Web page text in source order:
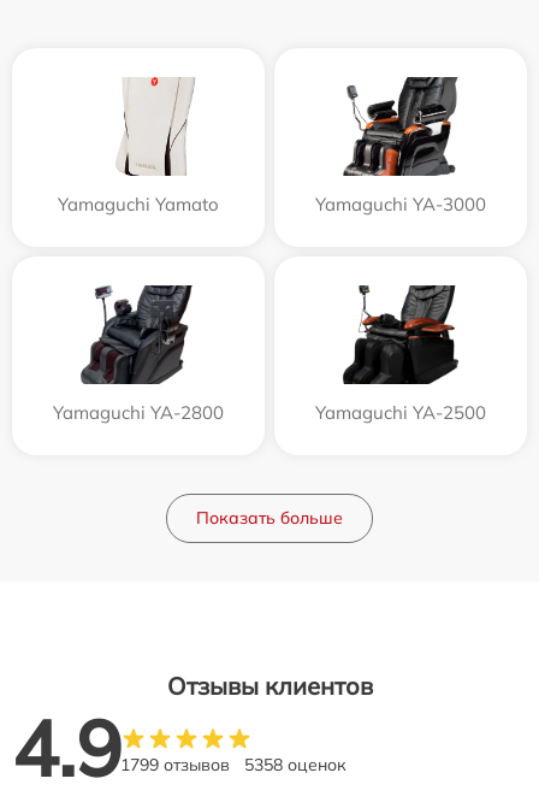
Yamaguchi Yamato Yamaguchi YA-3000
Yamaguchi YA-2800 Yamaguchi YA-2500
Показать больше
Отзывы клиентов
4.91799 отзывов 5358 оценок